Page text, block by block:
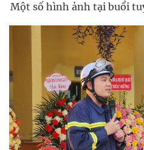
Một số hình ảnh tại buổi